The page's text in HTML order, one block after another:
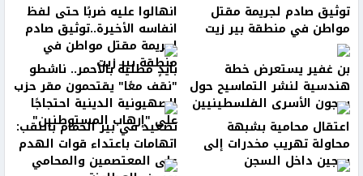
توثيق صادم لجريمة مقتل
مواطن في منطقة بير زيت
انهالوا عليه ضربًا حتى لفظ
انفاسه الأخيرة..توثيق صادم
لجريمة مقتل مواطن في
منطقة بير زيت بن غفير يستعرض خطة
هندسية لنشر التماسيح حول
سجون الأسرى الفلسطينيين
بأيدٍ مطلية بالأحمر.. ناشطو
"نقف معًا" يقتحمون مقر حزب
الصهيونية الدينية احتجاجًا
على "إرهاب المستوطنين" اعتقال محامية بشبهة
محاولة تهريب مخدرات إلى
سجين داخل السجن
تصعيد في بير الحمام بالنقب:
اتهامات باعتداء قوات الهدم
على المعتصمين والمحامي